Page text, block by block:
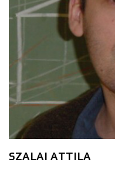
SZALAI ATTILA